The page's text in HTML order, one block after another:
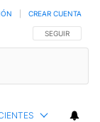
SIGA ESTA
SEGUIR
CREAR CUENTA